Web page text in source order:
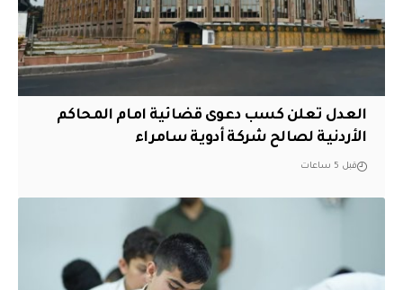
العدل تعلن كسب دعوى قضائية امام المحاكم
الأردنية لصالح شركة أدوية سامراء
قبل 5 ساعات